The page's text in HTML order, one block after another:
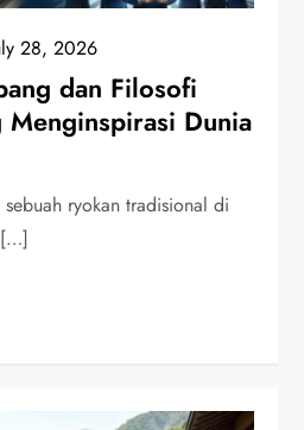
28, 2026
dan Filosofi
Menginspirasi Dunia
ryokan tradisional di
[…]